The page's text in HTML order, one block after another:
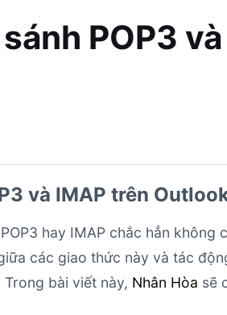
POP3 và
và IMAP trên
hay IMAP chắc hẳn không
các giao thức này và tác
bài viết này, Nhân Hòa sẽ